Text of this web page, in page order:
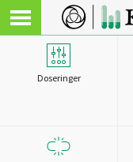
Doseringer